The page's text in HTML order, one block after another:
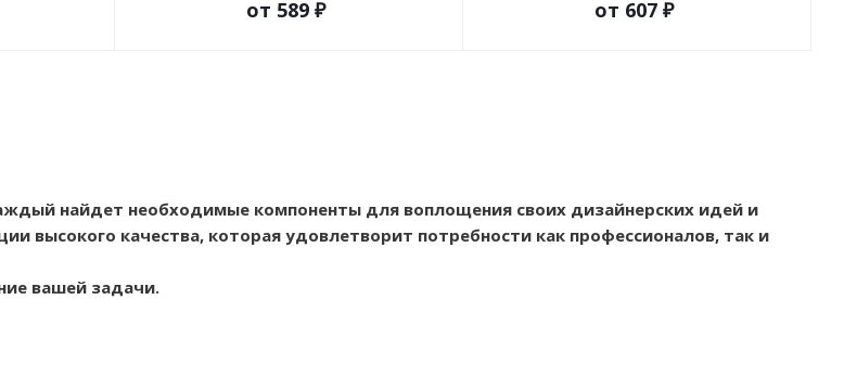
от 589 ₽ от 607 ₽
найдет необходимые компоненты для воплощения своих дизайнерских идей и
высокого качества, которая удовлетворит потребности как профессионалов, так и
вашей задачи.